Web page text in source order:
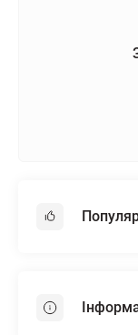
Пінопласт